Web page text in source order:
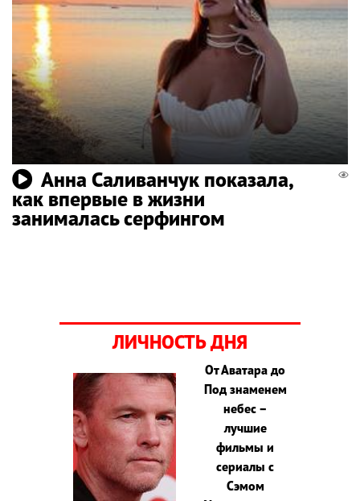
Анна Саливанчук показала,
как впервые в жизни
занималась серфингом
ЛИЧНОСТЬ ДНЯ
От Аватара до
Под знаменем
небес –
лучшие
фильмы и
сериалы с
Сэмом